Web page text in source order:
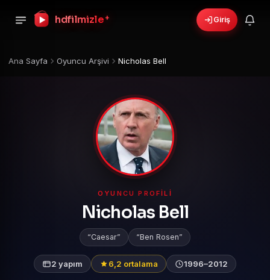
hdfilmizle + Giriş
Ana Sayfa Oyuncu Arşivi Nicholas Bell
OYUNCU PROFILI
Nicholas Bell
Caesar Ben Rosen
2 yapım 6,2 ortalama 1996–2012